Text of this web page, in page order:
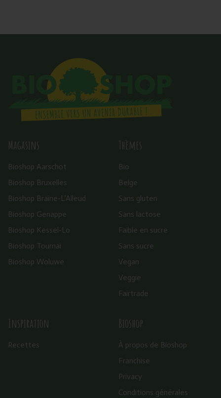
Magasins
Bioshop Aarschot
Bioshop Bruxelles
Bioshop Braine-L’Alleud
Bioshop Genappe
Bioshop Kessel-Lo
Bioshop Tournai
Bioshop Woluwe
Thèmes
Bio
Belge
Sans gluten
Sans lactose
Faible en sucre
Sans sucre
Vegan
Veggie
Fairtrade
Inspiration
Recettes
Bioshop
À propos de Bioshop
Franchise
Privacy
Conditions générales